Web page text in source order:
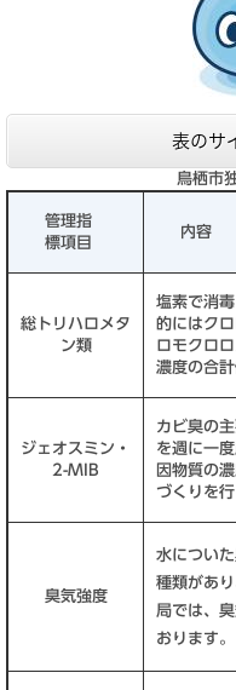
表のサ
鳥栖市
管理指
標項目
内容
総トリハロメタ
ン類
塩素で消
的にはク
ロモクロ
濃度の合
ジェオスミン・
2-MIB
カビ臭の
を週に一
因物質の
づくりを
臭気強度
水につい
種類があ
局では、
おります。